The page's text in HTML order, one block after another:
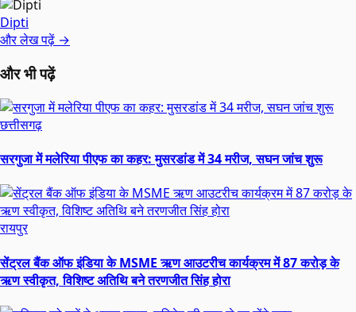
Dipti
और लेख पढ़ें →
और भी पढ़ें
छत्तीसगढ़
सरगुजा में मलेरिया पीएफ का कहर: मुसरडांड में 34 मरीज, सघन जांच शुरू
रायपुर
सेंट्रल बैंक ऑफ इंडिया के MSME ऋण आउटरीच कार्यक्रम में 87 करोड़ के
ऋण स्वीकृत, विशिष्ट अतिथि बने तरणजीत सिंह होरा